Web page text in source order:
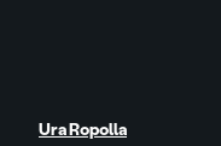
Ura Ropolla